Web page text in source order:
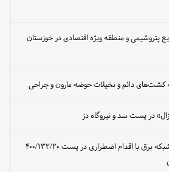
پتروشیمی و منطقه ویژه اقتصادی در خوزستان
کشت‌های دائم و نخیلات حوضه مارون و جراحی
در پست سد و نیروگاه دز
جلوگیری از خاموشی گسترده شبکه برق با اقدام اضطراری در پست ۴۰۰/۱۳۲/۲۰